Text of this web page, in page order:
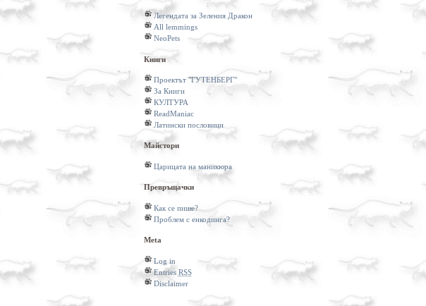
Легендата за Зеления Дракон
All lemmings
NeoPets
Книги
Проектът "ГУТЕНБЕРГ"
За Книги
КУЛТУРА
ReadManiac
Латински пословици
Майстори
Царицата на маникюра
Превръщачки
Как се пише?
Проблем с енкодинга?
Meta
Log in
Entries RSS
Disclaimer